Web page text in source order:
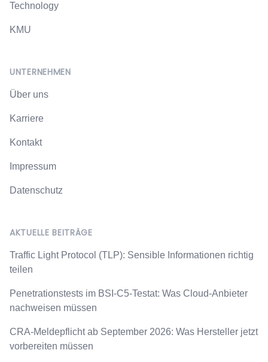
Technology
KMU
UNTERNEHMEN
Über uns
Karriere
Kontakt
Impressum
Datenschutz
AKTUELLE BEITRÄGE
Traffic Light Protocol (TLP): Sensible Informationen richtig
teilen
Penetrationstests im BSI-C5-Testat: Was Cloud-Anbieter
nachweisen müssen
CRA-Meldepflicht ab September 2026: Was Hersteller jetzt
vorbereiten müssen